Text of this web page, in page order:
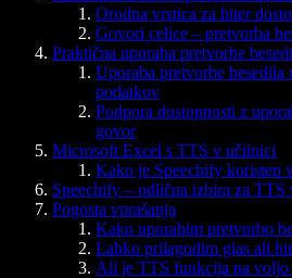
Orodna vrstica za hiter
Govori celice – pretvorba
Praktična uporaba pretvorbe
Uporaba pretvorbe besedila
podatkov
Podpora dostopnosti z
govor
Microsoft Excel s TTS v učilnici
Kako je Speechify koristen
Speechify – odlična izbira za TTS
Pogosta vprašanja
Kako uporabim pretvorbo
Lahko prilagodim glas ali
Ali je TTS funkcija na voljo